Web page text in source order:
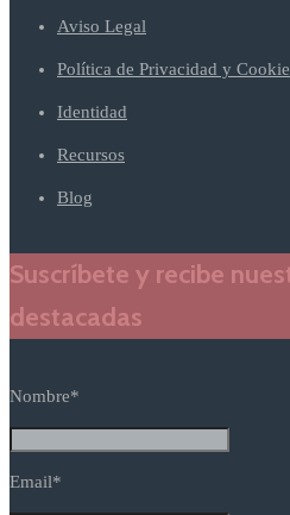
Aviso Legal
Política de Privacidad y
Identidad
Recursos
Blog
Suscríbete y recibe
destacadas
Nombre*
Email*